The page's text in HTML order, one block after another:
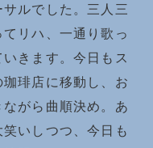
ルでした。三人三
リハ、一通り歌っ
きます。今日もス
琲店に移動し、お
がら曲順決め。あ
いしつつ、今日も